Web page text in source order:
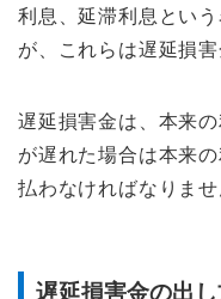
利息、延滞利息とい
が、これらは遅延損
遅延損害金は、本来
が遅れた場合は本来
払わなければなりませ
遅延損害金の出